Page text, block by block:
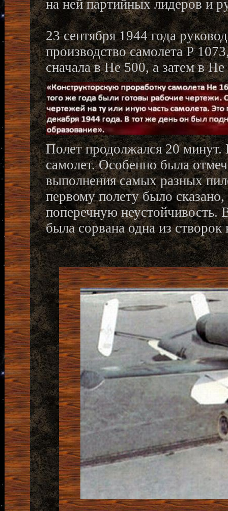
на ней партийных лидеров и
23 сентября 1944 года
производство самолета Р
сначала в He 500, а затем в
Полет продолжался 20 минут.
самолет. Особенно была
выполнения самых разных
первому полету было
поперечную
была сорвана одна из